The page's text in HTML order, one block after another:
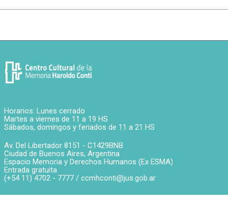
Horarios: Lunes cerrado
Martes a viernes de 11 a 19 HS
Sábados, domingos y feriados de 11 a 21 HS
Av. Del Libertador 8151 - C1429BNB
Ciudad de Buenos Aires, Argentina
Espacio Memoria y Derechos Humanos (Ex ESMA)
Entrada gratuita
(+54 11) 4702 - 7777 / ccmhconti@jus.gob.ar